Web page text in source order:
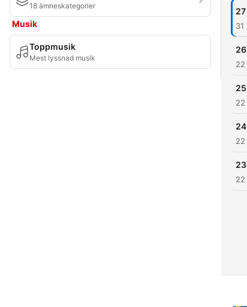
18 ämneskategorier
Musik
Toppmusik
Mest lyssnad musik
27
31
26
25
24
23